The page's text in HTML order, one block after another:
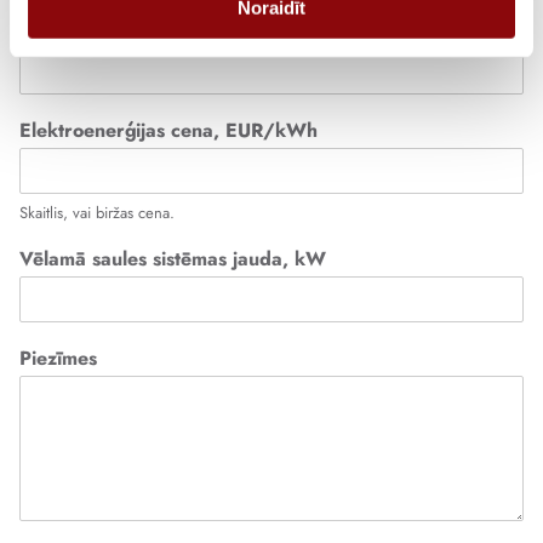
Noraidīt
Ēkas elektroenerģijas patēriņš, kWh/gadā*
Elektroenerģijas cena, EUR/kWh
Skaitlis, vai biržas cena.
Vēlamā saules sistēmas jauda, kW
Piezīmes